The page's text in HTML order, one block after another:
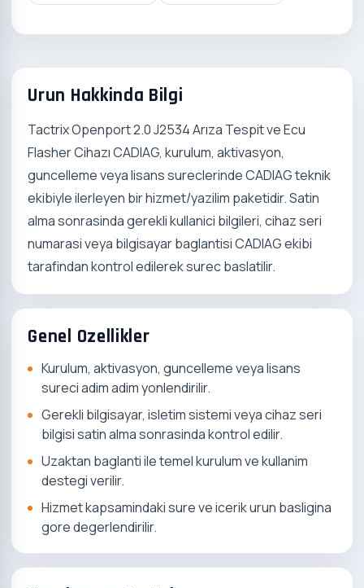
Urun Hakkinda Bilgi
Tactrix Openport 2.0 J2534 Arıza Tespit ve Ecu
Flasher Cihazı CADIAG, kurulum, aktivasyon,
guncelleme veya lisans sureclerinde CADIAG teknik
ekibiyle ilerleyen bir hizmet/yazilim paketidir. Satin
alma sonrasinda gerekli kullanici bilgileri, cihaz seri
numarasi veya bilgisayar baglantisi CADIAG ekibi
tarafindan kontrol edilerek surec baslatilir.
Genel Ozellikler
Kurulum, aktivasyon, guncelleme veya lisans
sureci adim adim yonlendirilir.
Gerekli bilgisayar, isletim sistemi veya cihaz seri
bilgisi satin alma sonrasinda kontrol edilir.
Uzaktan baglanti ile temel kurulum ve kullanim
destegi verilir.
Hizmet kapsamindaki sure ve icerik urun basligina
gore degerlendirilir.